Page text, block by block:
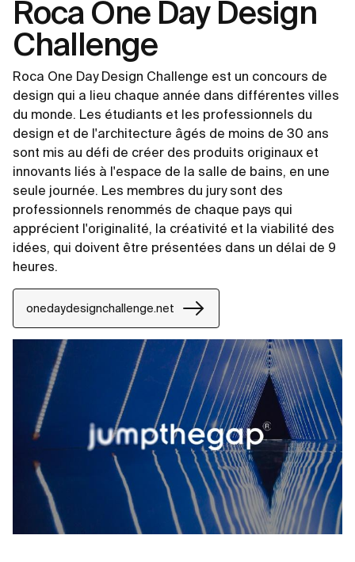
Roca One Day Design
Challenge
Roca One Day Design Challenge est un concours de
design qui a lieu chaque année dans différentes villes
du monde. Les étudiants et les professionnels du
design et de l'architecture âgés de moins de 30 ans
sont mis au défi de créer des produits originaux et
innovants liés à l'espace de la salle de bains, en une
seule journée. Les membres du jury sont des
professionnels renommés de chaque pays qui
apprécient l'originalité, la créativité et la viabilité des
idées, qui doivent être présentées dans un délai de 9
heures.
onedaydesignchallenge.net